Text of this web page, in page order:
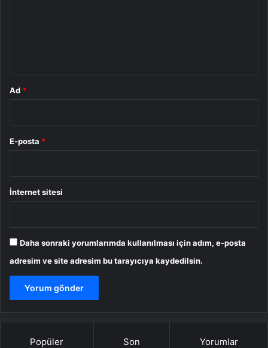
Ad *
E-posta *
İnternet sitesi
Daha sonraki yorumlarımda kullanılması için adım, e-posta
adresim ve site adresim bu tarayıcıya kaydedilsin.
Popüler Son Yorumlar